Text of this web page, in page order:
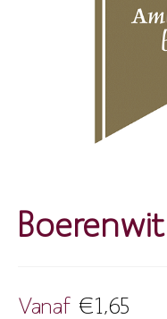
Boerenwit
Vanaf €1,65